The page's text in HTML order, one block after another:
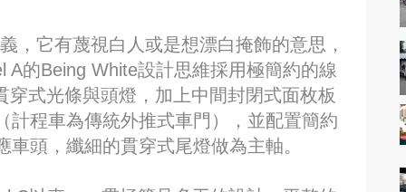
，它有蔑視白人或是想漂白掩飾的意思，
的Being White設計思維採用極簡約的線
式光條與頭燈，加上中間封閉式面枚板
計程車為傳統外推式車門），並配置簡約
頭，纖細的貫穿式尾燈做為主軸。